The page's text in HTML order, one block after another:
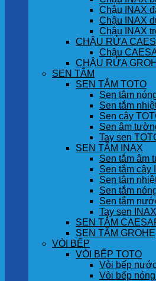
Chậu INAX
Chậu INAX
Chậu INAX
CHẬU RỬA
Chậu
CHẬU RỬA
SEN TẮM
SEN TẮM TOTO
Sen tắm
Sen tắm
Sen cây
Sen âm
Tay sen
SEN TẮM INAX
Sen tắm âm
Sen tắm cây
Sen tắm
Sen tắm
Sen tắm
Tay sen INAX
SEN TẮM
SEN TẮM GROHE
VÒI BẾP
VÒI BẾP TOTO
Vòi bếp
Vòi bếp